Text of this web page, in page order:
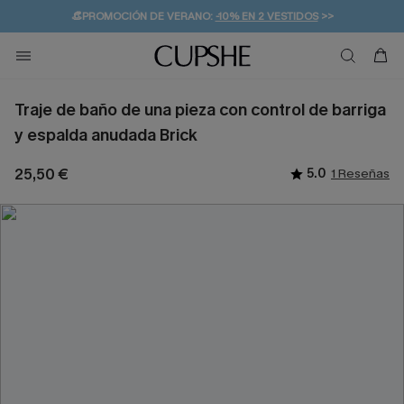
👒PROMOCIÓN DE VERANO:-10% EN 2 VESTIDOS>>
💌¡SUSCRIBIRSE & GANAR -10% EXTRA!
🚚ENVÍO GRATUITO A PARTIR DE 49 € >>
Traje de baño de una pieza con control de barriga
y espalda anudada Brick
25,50 € 5.0 1 Reseñas